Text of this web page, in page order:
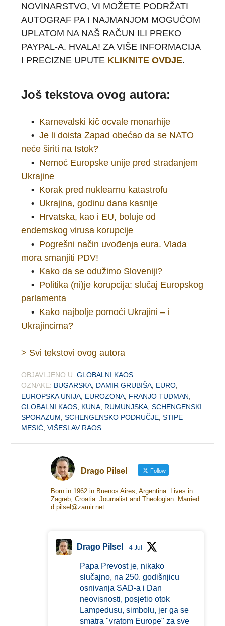
NOVINARSTVO, VI MOŽETE PODRŽATI
AUTOGRAF PA I NAJMANJOM MOGUĆOM
UPLATOM NA NAŠ RAČUN ILI PREKO
PAYPAL-A. HVALA! ZA VIŠE INFORMACIJA
I PRECIZNE UPUTE KLIKNITE OVDJE.
Još tekstova ovog autora:
• Karnevalski kič ocvale monarhije
• Je li doista Zapad obećao da se NATO
neće širiti na Istok?
• Nemoć Europske unije pred stradanjem
Ukrajine
• Korak pred nuklearnu katastrofu
• Ukrajina, godinu dana kasnije
• Hrvatska, kao i EU, boluje od
endemskog virusa korupcije
• Pogrešni način uvođenja eura. Vlada
mora smanjiti PDV!
• Kako da se odužimo Sloveniji?
• Politika (ni)je korupcija: slučaj Europskog
parlamenta
• Kako najbolje pomoći Ukrajini – i
Ukrajincima?
> Svi tekstovi ovog autora
OBJAVLJENO U: GLOBALNI KAOS
OZNAKE: BUGARSKA DAMIR GRUBIŠA EURO
EUROPSKA UNIJA EUROZONA FRANJO TUĐMAN
GLOBALNI KAOS KUNA RUMUNJSKA ,SCHENGENSKI
SPORAZUM ,SCHENGENSKO PODRUČJE ,STIPE
MESIĆ ,VIŠESLAV RAOS
Drago Pilsel Follow
Born in 1962 in Buenos Aires, Argentina. Lives in
Zagreb, Croatia. Journalist and Theologian. Married.
d.pilsel@zamir.net
Drago Pilsel 4 Jul
Papa Prevost je, nikako
slučajno, na 250. godišnjicu
osnivanja SAD-a i Dan
neovisnosti, posjetio otok
Lampedusu, simbolu, jer ga se
smatra "vratom Europe" za sve